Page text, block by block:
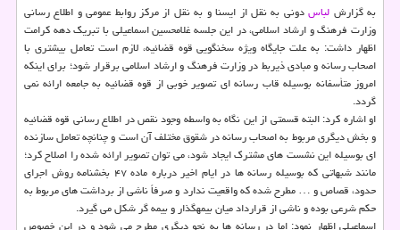
به گزارش لباسدونی به نقل از ایسنا و به نقل از مركز روابط عمومی و اطلاع رسانی
وزارت فرهنگ و ارشاد اسلامی، در این جلسه غلامحسین اسماعیلی با تبریك دهه كرامت
اظهار داشت: به علت جایگاه ویژه سخنگویی قوه قضائیه، لازم است تعامل بیشتری با
اصحاب رسانه و مبادی ذیربط در وزارت فرهنگ و ارشاد اسلامی برقرار شود؛ برای اینكه
امروز متأسفانه بوسیله قاب رسانه ای تصویر خوبی از قوه قضائیه به جامعه ارائه نمی
گردد.
او اشاره كرد: البته قسمتی از این نگاه به واسطه وجود نقص در اطلاع رسانی قوه قضائیه
و بخش دیگری مربوط به اصحاب رسانه در شقوق مختلف آن است و چنانچه تعامل سازنده
ای بوسیله این نشست های مشترك ایجاد شود، می توان تصویر ارائه شده را اصلاح كرد؛
مانند شبهاتی كه بوسیله رسانه ها در ایام اخیر درباره ماده ۴۷ بخشنامه روش اجرای
حدود، قصاص و … مطرح شده كه واقعیت ندارد و صرفاً ناشی از برداشت های مربوط به
حكم شرعی بوده و ناشی از قرارداد میان بیمهگذار و بیمه گر شكل می گیرد.
اسماعیلی اظهار نمود: اما در رسانه ها به نحو دیگری مطرح می شود و در این خصوص